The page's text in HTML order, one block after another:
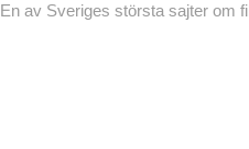
En av Sveriges största sajter om